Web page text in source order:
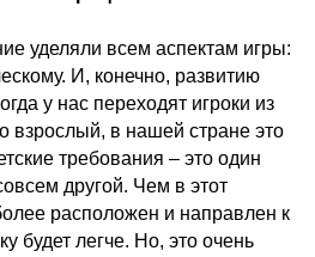
уделяли всем аспектам игры:
И, конечно, развитию
у нас переходят игроки из
взрослый, в нашей стране это
требования – это один
другой. Чем в этот
расположен и направлен к
будет легче. Но, это очень